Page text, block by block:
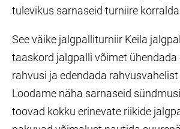
tulevikus sarnaseid turniire
See väike jalgpalliturniir Keila
taaskord jalgpalli võimet ühendada
rahvusi ja edendada
Loodame näha sarnaseid
toovad kokku erinevate riikide